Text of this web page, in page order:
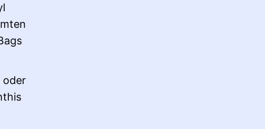
oder